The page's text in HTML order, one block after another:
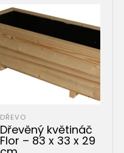
DŘEVO
Dřevěný květináč
Flor – 83 x 33 x 29